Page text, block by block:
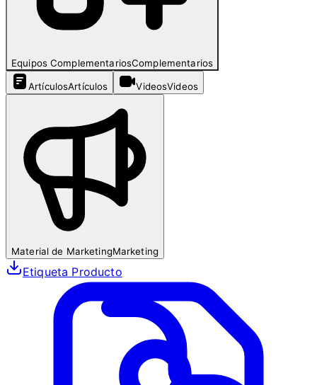
Equipos ComplementariosComplementarios
ArtículosArtículos VideosVideos
Material de MarketingMarketing
Etiqueta Producto